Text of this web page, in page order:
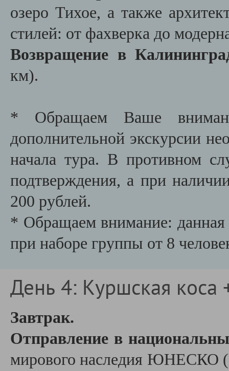
озеро Тихое, а также
стилей: от фахверка до
Возвращение в
км).
* Обращаем Ваше
дополнительной экскурсии
начала тура. В противном
подтверждения, а при
200 рублей.
* Обращаем внимание: данная
при наборе группы от 8
День 4: Куршская коса
Завтрак.
Отправление в
мирового наследия ЮНЕСКО